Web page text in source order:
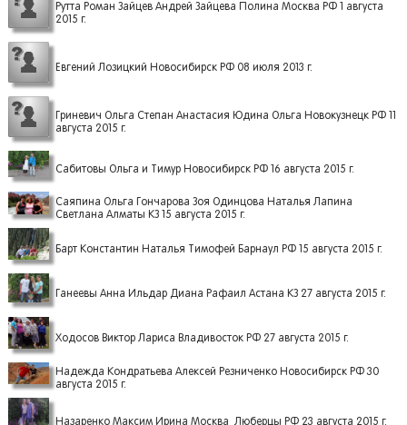
Рутта Роман Зайцев Андрей Зайцева Полина Москва РФ 1 августа
2015 г.
Евгений Лозицкий Новосибирск РФ 08 июля 2013 г.
Гриневич Ольга Степан Анастасия Юдина Ольга Новокузнецк РФ 11
августа 2015 г.
Сабитовы Ольга и Тимур Новосибирск РФ 16 августа 2015 г.
Саяпина Ольга Гончарова Зоя Одинцова Наталья Лапина
Светлана Алматы КЗ 15 августа 2015 г.
Барт Константин Наталья Тимофей Барнаул РФ 15 августа 2015 г.
Ганеевы Анна Ильдар Диана Рафаил Астана КЗ 27 августа 2015 г.
Ходосов Виктор Лариса Владивосток РФ 27 августа 2015 г.
Надежда Кондратьева Алексей Резниченко Новосибирск РФ 30
августа 2015 г.
Назаренко Максим Ирина Москва_Люберцы РФ 23 августа 2015 г.